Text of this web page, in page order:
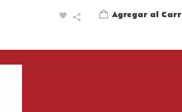
Agregar al